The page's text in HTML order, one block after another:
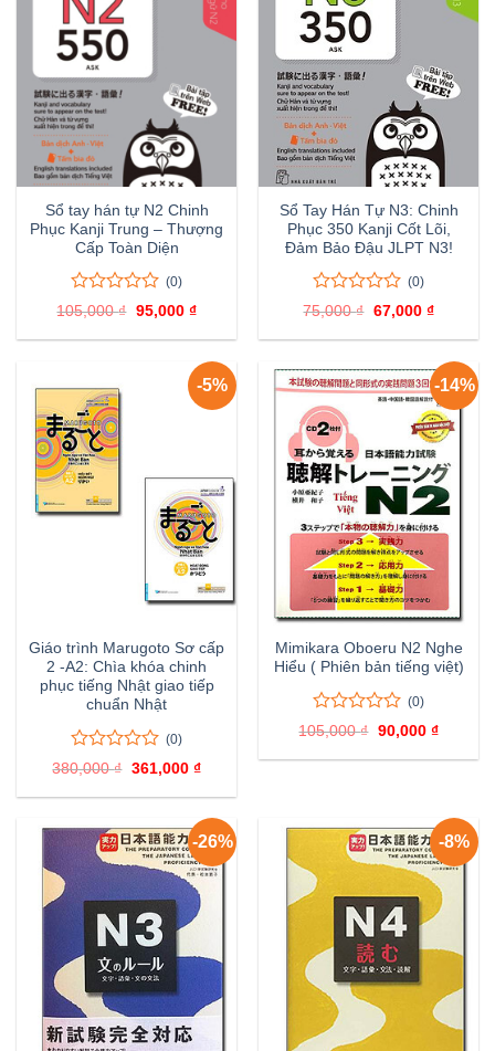
Sổ tay hán tự N2 Chinh
Phục Kanji Trung – Thượng
Cấp Toàn Diện
0
trên
5
0
(0)
105,000₫ Giá
là:
95,000 ₫Giá
tại
95,000 ₫.
Sổ Tay Hán Tự N3: Chinh
Phục 350 Kanji Cốt Lõi,
Đảm Bảo Đậu JLPT N3!
0
trên
5
0
giá
(0)
75,000₫ Giá
là:
67,000 ₫Giá
tại
67,000
-5%
Giáo trình Marugoto Sơ cấp
2 -A2: Chìa khóa chinh
phục tiếng Nhật giao tiếp
chuẩn Nhật
0
trên
5
0
giá
(0)
380,000₫ Giá
là:
361,000 ₫Giá
tại
361,000 ₫.
-14%
Mimikara Oboeru N2 Nghe
Hiểu ( Phiên bản tiếng việt)
0
trên
5
0
(0)
105,000₫ Giá
là:
90,000 ₫Giá
tại
-26% -8%